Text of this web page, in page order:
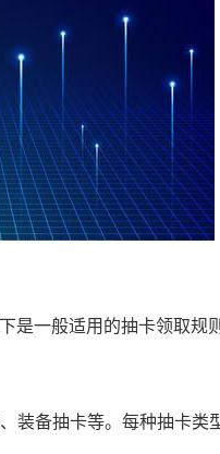
一般适用的抽卡领取规则
装备抽卡等。每种抽卡类